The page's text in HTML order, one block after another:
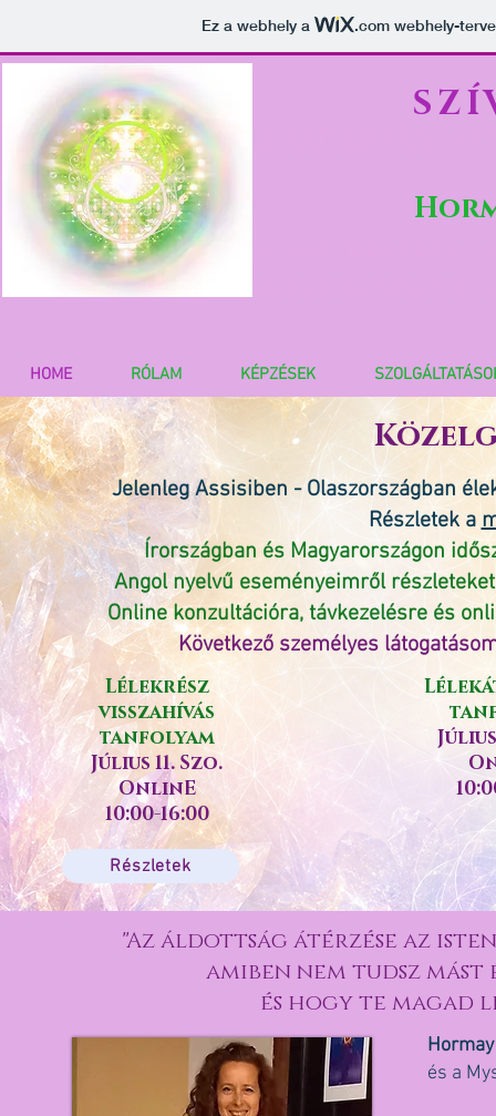
Ez a webhely a .comwebhely-
HOME RÓLAM KÉPZÉSEK
Jelenleg Assisiben - Olaszországban
Részletek a
Írországban és Magyarországon
Angol nyelvű eseményeimről
Online konzultációra, távkezelésre és
Következő személyes
Lélekrész
visszahívás
tanfolyam
Július 11. Szo.
OnlinE
10:00-16:00
Részletek
"Az áldottság átérzése az
amiben nem tudsz
és hogy te magad
és a